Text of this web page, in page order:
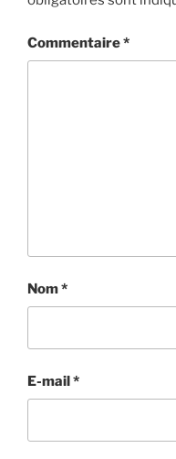
Commentaire*
Nom*
E-mail*